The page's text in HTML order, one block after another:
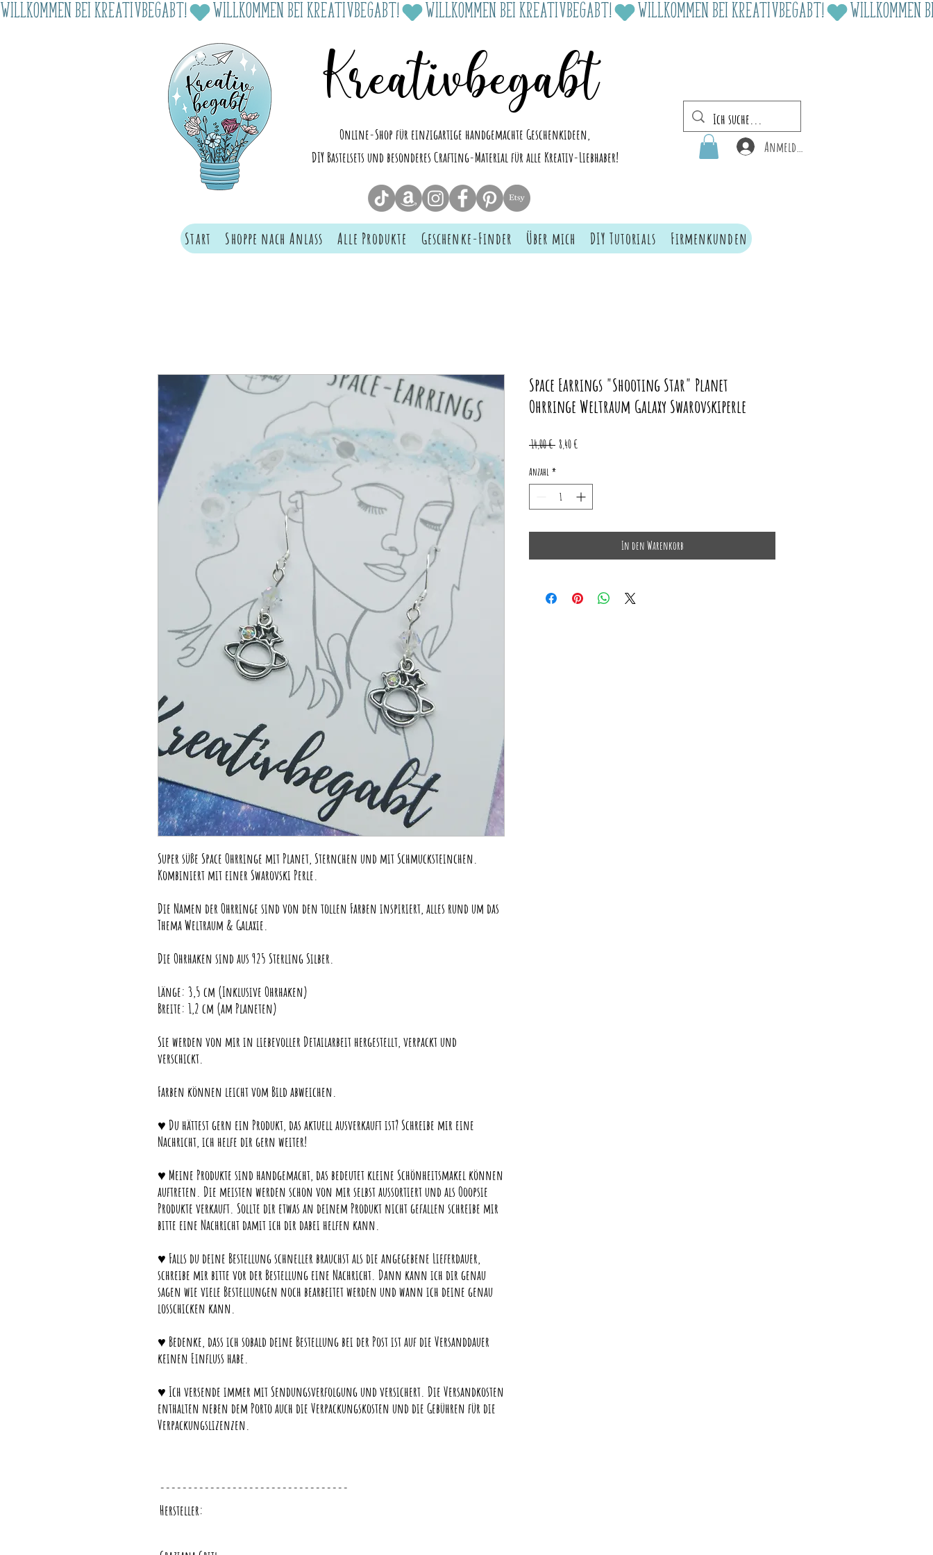
Willkommen bei Kreativbegabt!
Kreativbegabt
Online-Shop für einzigartige handgemachte Geschenkideen,
DIY Bastelsets und besonderes Crafting-Material für alle Kreativ-Liebhaber!
Start Shoppe nach Anlass Alle Produkte Geschenke-Finder Über mich DIY Tutorials Firmenkunden
Anmelden
Super süße Space Ohrringe mit Planet, Sternchen und mit Schmucksteinchen.
Kombiniert mit einer Swarovski Perle.
Die Namen der Ohrringe sind von den tollen Farben inspiriert, alles rund um das
Thema Weltraum & Galaxie.
Die Ohrhaken sind aus 925 Sterling Silber.
Länge: 3,5 cm (Inklusive Ohrhaken)
Breite: 1,2 cm (am Planeten)
Sie werden von mir in liebevoller Detailarbeit hergestellt, verpackt und
verschickt.
Farben können leicht vom Bild abweichen.
♥ Du hättest gern ein Produkt, das aktuell ausverkauft ist? Schreibe mir eine
Nachricht, ich helfe dir gern weiter!
♥ Meine Produkte sind handgemacht, das bedeutet kleine Schönheitsmakel können
auftreten. Die meisten werden schon von mir selbst aussortiert und als Ooopsie
Produkte verkauft. Sollte dir etwas an deinem Produkt nicht gefallen schreibe mir
bitte eine Nachricht damit ich dir dabei helfen kann.
♥ Falls du deine Bestellung schneller brauchst als die angegebene Lieferdauer,
schreibe mir bitte vor der Bestellung eine Nachricht. Dann kann ich dir genau
sagen wie viele Bestellungen noch bearbeitet werden und wann ich deine genau
losschicken kann.
♥ Bedenke, dass ich sobald deine Bestellung bei der Post ist auf die Versanddauer
keinen Einfluss habe.
♥ Ich versende immer mit Sendungsverfolgung und versichert. Die Versandkosten
enthalten neben dem Porto auch die Verpackungskosten und die Gebühren für die
Verpackungslizenzen.
Space Earrings "Shooting Star" Planet
Ohrringe Weltraum Galaxy Swarovskiperle
14,00 € Standardpreis
8,40 €
Anzahl *
In den Warenkorb
----------------------------------
Hersteller: